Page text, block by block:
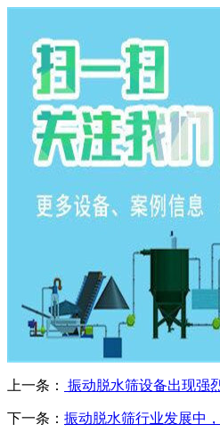
上一条： 振动脱水筛设备出现强
下一条： 振动脱水筛行业发展中